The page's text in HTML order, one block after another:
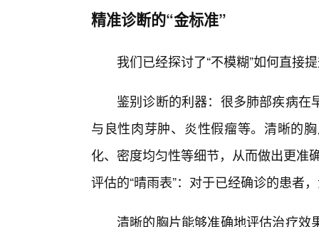
精准诊断的“金标准”
我们已经探讨了“不模糊”如何直接
鉴别诊断的利器：很多肺部疾病在
与良性肉芽肿、炎性假瘤等。清晰的
化、密度均匀性等细节，从而做出更准
评估的“晴雨表”：对于已经确诊的患者
清晰的胸片能够准确地评估治疗效